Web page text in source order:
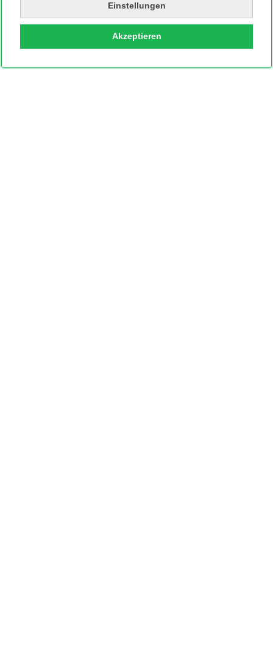
Einstellungen
Akzeptieren